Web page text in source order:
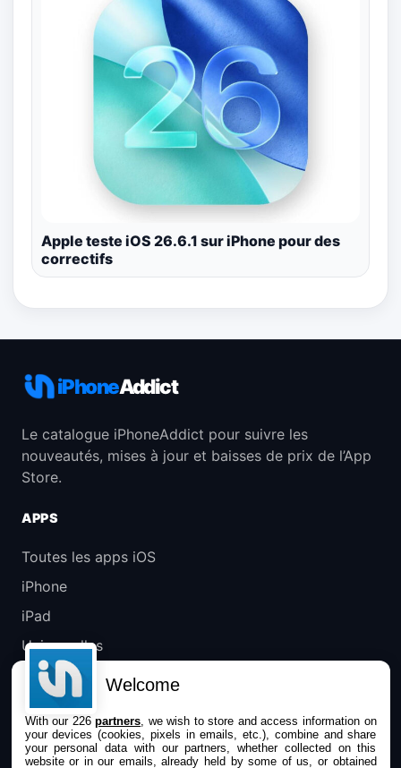
Apple teste iOS 26.6.1 sur iPhone pour des
correctifs
iPhoneAddict
Le catalogue iPhoneAddict pour suivre les
nouveautés, mises à jour et baisses de prix de l’App
Store.
APPS
Toutes les apps iOS
iPhone
iPad
Universelles
Mac
Apple TV
IPHONEADDICT
Welcome
With our 226partners , we wish to store and access information on
your devices (cookies, pixels in emails, etc.), combine and share
your personal data with our partners, whether collected on this
website or in our emails, already held by some of us, or obtained